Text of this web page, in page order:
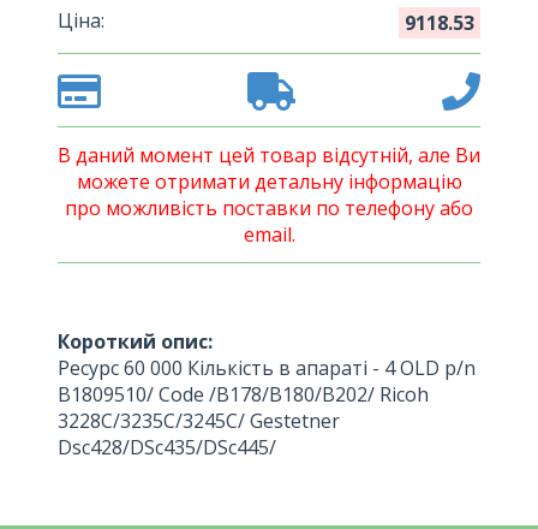
Ціна: 9118.53
В даний момент цей товар відсутній, але Ви
можете отримати детальну інформацію
про можливість поставки по телефону або
email.
Короткий опис:
Ресурс 60 000 Кількість в апараті - 4 OLD p/n
B1809510/ Code /B178/B180/B202/ Ricoh
3228C/3235C/3245C/ Gestetner
Dsc428/DSc435/DSc445/